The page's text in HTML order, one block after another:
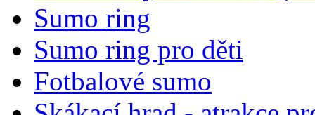
Sumo ring
Sumo ring pro děti
Fotbalové sumo